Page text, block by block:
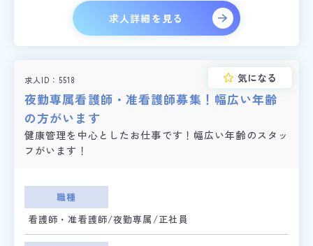
求人詳細を見る
求人ID 5518
夜勤専属看護師・准看護師募集！幅広い年齢
の方がいます
健康管理を中心としたお仕事です！幅広い年齢のスタッ
フがいます！
気になる
職種
看護師・准看護師/夜勤専属/正社員